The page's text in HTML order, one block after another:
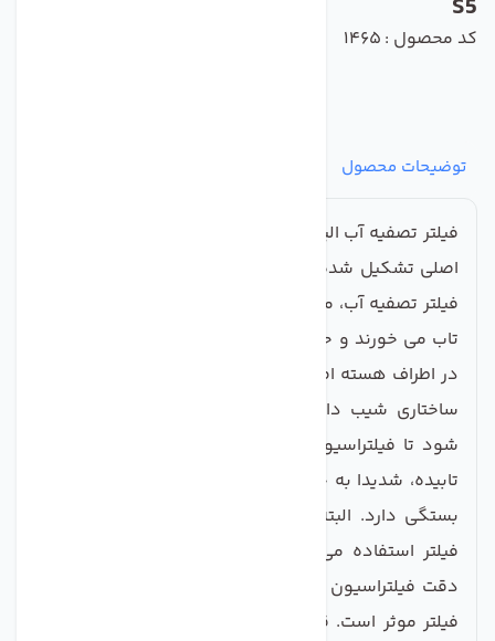
S5
کد محصول : 1465
توضیحات محصول
فیلتر تصفیه آب الیافی نخ تابیده سی سی کا از یک هسته
اصلی تشکیل شده که با نخ پوشانده شده است. در این
فیلتر تصفیه آب، میکروفیبرها در هم پیچیده می شوند و
تاب می خورند و حالت نخ تابیده را ایجاد می کنند. این نخ
در اطراف هسته اصلی فیلتر به گونه ای بافته می شود تا
ساختاری شیب دار داشته باشد. این خاصیت سبب می
شود تا فیلتراسیون بهتری انجام شود. کیفیت فیلتر نخ
تابیده، شدیدا به جنس نخی که در آن استفاده می شود
بستگی دارد. البته مواد اولیه ای که برای تولید هسته
فیلتر استفاده می شود و همچنین سازوکاری که برای
دقت فیلتراسیون در نظر گرفته می شود هم در کیفیت
فیلتر موثر است. قبل از خرید فیلتر نخ تابیده تصفیه آب